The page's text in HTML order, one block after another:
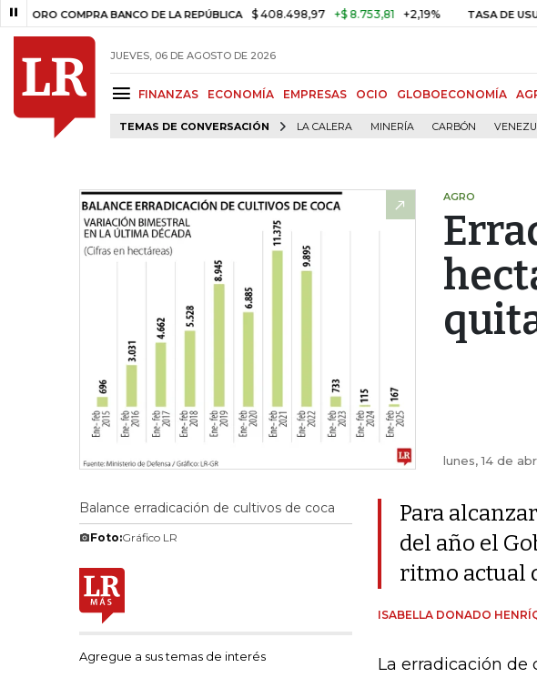
COMPRA BANCO DE LA REPÚBLICA $ 408.498,97 +$ 8.753,81 +2,19% TASA DE USURA
JUEVES, 06 DE AGOSTO DE 2026
FINANZAS ECONOMÍA EMPRESAS OCIO GLOBOECONOMÍA
TEMAS DE CONVERSACIÓN LA CALERA MINERÍA CARBÓN
AGRO
lunes, 14 de
Balance erradicación de cultivos de coca
Foto:Gráfico LR
Agregue a sus temas de interés
Para
del año el
ritmo actual
ISABELLA DONADO
La erradicación